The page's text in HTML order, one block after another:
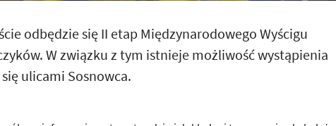
odbędzie się II etap Międzynarodowego Wyścigu
W związku z tym istnieje możliwość wystąpienia
ulicami Sosnowca.